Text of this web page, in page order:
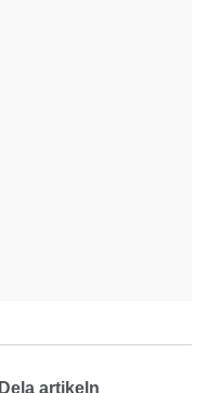
Dela artikeln